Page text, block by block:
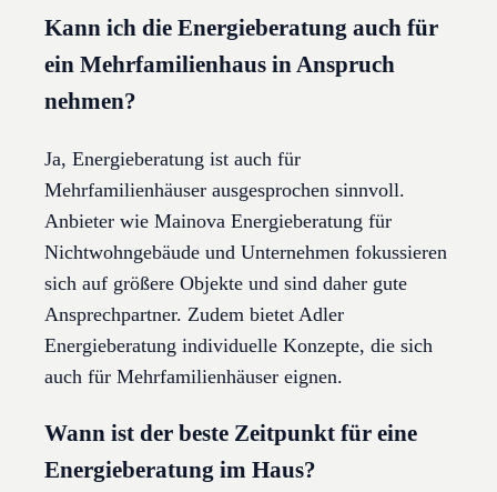
Kann ich die Energieberatung auch für
ein Mehrfamilienhaus in Anspruch
nehmen?
Ja, Energieberatung ist auch für
Mehrfamilienhäuser ausgesprochen sinnvoll.
Anbieter wie Mainova Energieberatung für
Nichtwohngebäude und Unternehmen fokussieren
sich auf größere Objekte und sind daher gute
Ansprechpartner. Zudem bietet Adler
Energieberatung individuelle Konzepte, die sich
auch für Mehrfamilienhäuser eignen.
Wann ist der beste Zeitpunkt für eine
Energieberatung im Haus?